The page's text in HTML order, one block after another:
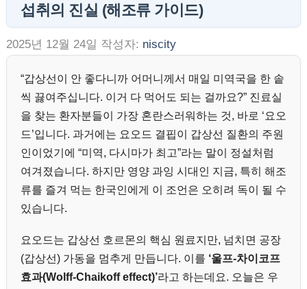
섭취의 진실 (해조류 가이드)
2025년 12월 24일 작성자: niscity
“갑상선이 안 좋다니까 어머니께서 매일 미역국을 한 솥
씩 끓여주십니다. 이거 다 먹어도 되는 걸까요?” 진료실
을 찾는 환자분들이 가장 혼란스러워하는 것, 바로 ‘요오
드’입니다. 과거에는 요오드 결핍이 갑상선 질환의 주원
인이었기에 “미역, 다시마가 최고”라는 말이 정설처럼
여겨졌습니다. 하지만 영양 과잉 시대인 지금, 특히 해조
류를 즐겨 먹는 한국인에게 이 조언은 오히려 독이 될 수
있습니다.
요오드는 갑상선 호르몬의 핵심 원료지만, 넘치면 공장
(갑상선) 가동을 멈추게 만듭니다. 이를 ‘울프-차이코프
효과(Wolff-Chaikoff effect)’라고 하는데요. 오늘은 우